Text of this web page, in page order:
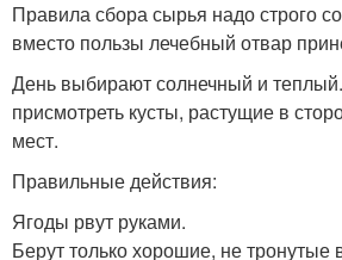
Правила сбора сырья надо строго
вместо пользы лечебный отвар
День выбирают солнечный и
присмотреть кусты, растущие в
мест.
Правильные действия:
Ягоды рвут руками.
Берут только хорошие, не тронутые